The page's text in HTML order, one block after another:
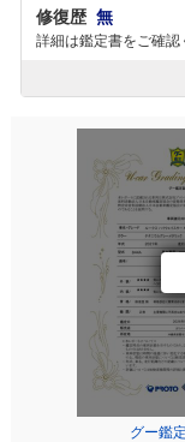
修復歴 無
詳細は鑑定書をご確認
グー鑑